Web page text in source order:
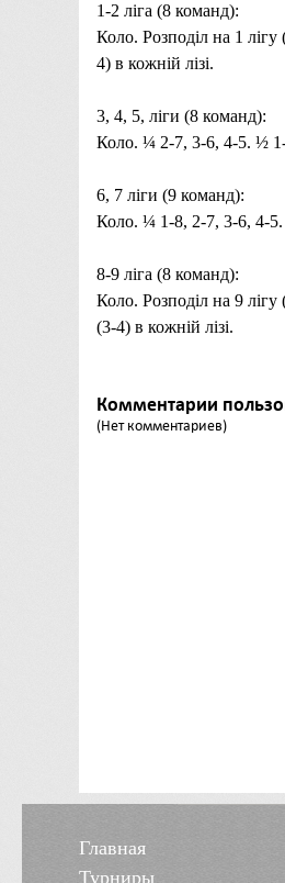
1-2 ліга (8 команд):
Коло. Розподіл на 1
4) в кожній лізі.
3, 4, 5, ліги (8 команд):
Коло. ¼ 2-7, 3-6, 4-5. ½ 1-
6, 7 ліги (9 команд):
Коло. ¼ 1-8, 2-7, 3-6, 4-5.
8-9 ліга (8 команд):
Коло. Розподіл на 9 лігу
(3-4) в кожній лізі.
Комментарии
(Нет комментариев)
Главная
Турниры